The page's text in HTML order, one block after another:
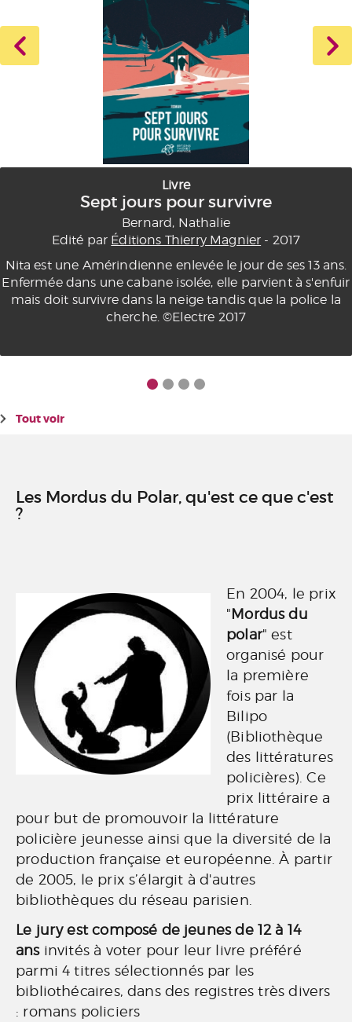
Livre
Sept jours pour survivre
Bernard, Nathalie
Edité par Éditions Thierry Magnier - 2017
Nita est une Amérindienne enlevée le jour de ses 13 ans.
Enfermée dans une cabane isolée, elle parvient à s'enfuir
mais doit survivre dans la neige tandis que la police la
cherche. ©Electre 2017
Tout voir
Les Mordus du Polar, qu'est ce que c'est
?
En 2004, le prix
"Mordus du
polar" est
organisé pour
la première
fois par la
Bilipo
(Bibliothèque
des littératures
policières). Ce
prix littéraire a
pour but de promouvoir la littérature
policière jeunesse ainsi que la diversité de la
production française et européenne. À partir
de 2005, le prix s’élargit à d'autres
bibliothèques du réseau parisien.
Le jury est composé de jeunes de 12 à 14
ans invités à voter pour leur livre préféré
parmi4 titres sélectionnéspar les
bibliothécaires, dans des registres très divers
: romans policiers